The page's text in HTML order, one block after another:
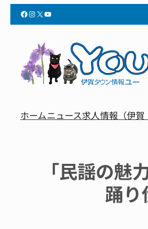
Facebook InstagramX YouTube
ホームニュース求人情報（伊賀
「民謡の魅
踊